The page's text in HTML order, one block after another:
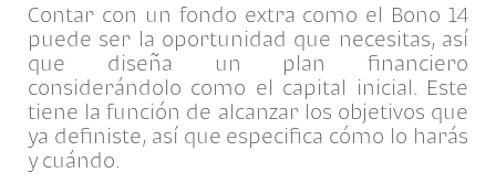
Contar con un fondo extra como el Bono 14
puede ser la oportunidad que necesitas, así
que diseña un plan financiero
considerándolo como el capital inicial. Este
tiene la función de alcanzar los objetivos que
ya definiste, así que especifica cómo lo harás
y cuándo.